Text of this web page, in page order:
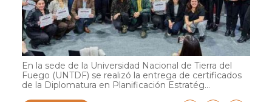
En la sede de la Universidad Nacional de Tierra del
Fuego (UNTDF) se realizó la entrega de certificados
de la Diplomatura en Planificación Estratég...